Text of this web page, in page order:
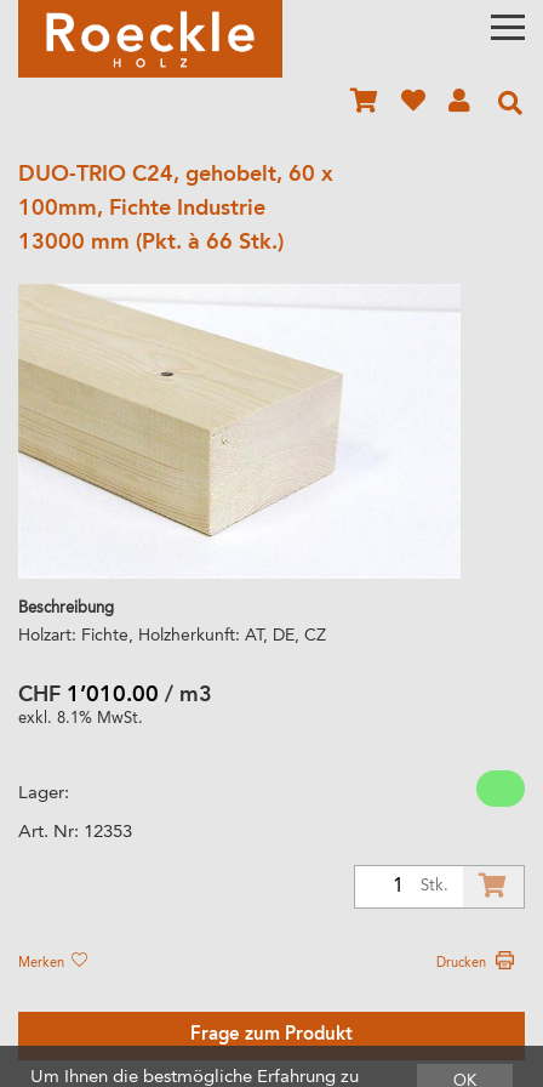
DUO-TRIO C24, gehobelt, 60 x
100mm, Fichte Industrie
13000 mm (Pkt. à 66 Stk.)
Beschreibung
Holzart: Fichte, Holzherkunft: AT, DE, CZ
CHF 1’010.00 / m3
exkl. 8.1% MwSt.
Lager:
Art. Nr: 12353
Stk.
Merken Drucken
Frage zum Produkt
OK
Um Ihnen die bestmögliche Erfahrung zu